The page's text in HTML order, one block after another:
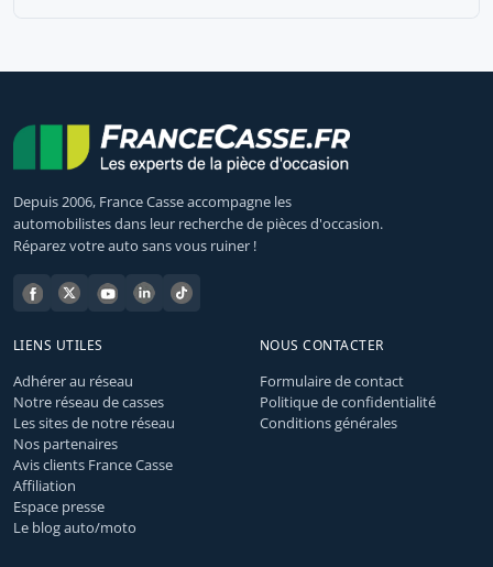
Depuis 2006, France Casse accompagne les
automobilistes dans leur recherche de pièces d'occasion.
Réparez votre auto sans vous ruiner !
LIENS UTILES
Adhérer au réseau
Notre réseau de casses
Les sites de notre réseau
Nos partenaires
Avis clients France Casse
Affiliation
Espace presse
Le blog auto/moto
NOUS CONTACTER
Formulaire de contact
Politique de confidentialité
Conditions générales